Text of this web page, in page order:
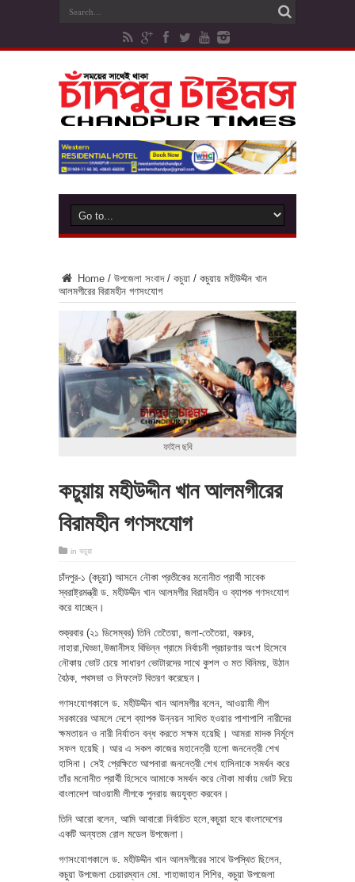
Home / উপজেলা সংবাদ / কচুয়া / কচুয়ায় মহীউদ্দীন খান
আলমগীরের বিরামহীন গণসংযোগ
ফাইল ছবি
কচুয়ায় মহীউদ্দীন খান আলমগীরের
বিরামহীন গণসংযোগ
in কচুয়া
চাঁদপুর-১ (কচুয়া) আসনে নৌকা প্রতীকের মনোনীত প্রার্থী সাবেক
স্বরাষ্ট্রমন্ত্রী ড. মহীউদ্দীন খান আলমগীর বিরামহীন ও ব্যাপক গণসংযোগ
করে যাচ্ছেন।
শুক্রবার (২১ ডিসেম্বর) তিনি তেতৈয়া, জলা-তেতৈয়া, বরুচর,
নাহারা,খিড্ডা,উজানীসহ বিভিন্ন গ্রামে নির্বাচনী প্রচারণার অংশ হিসেবে
নৌকায় ভোট চেয়ে সাধারণ ভোটারদের সাথে কুশল ও মত বিনিময়, উঠান
বৈঠক, পথসভা ও লিফলেট বিতরণ করেছেন।
গণসংযোগকালে ড. মহীউদ্দীন খান আলমগীর বলেন, আওয়ামী লীগ
সরকারের আমলে দেশে ব্যাপক উন্নয়ন সাধিত হওয়ার পাশাপাশি নারীদের
ক্ষমতায়ন ও নারী নির্যাতন বন্ধ করতে সক্ষম হয়েছি। আমরা মাদক নির্মূলে
সফল হয়েছি। আর এ সকল কাজের মহানেত্রী হলো জননেত্রী শেখ
হাসিনা। সেই প্রেক্ষিতে আপনারা জননেত্রী শেখ হাসিনাকে সমর্থন করে
তাঁর মনোনীত প্রার্থী হিসেবে আমাকে সমর্থন করে নৌকা মার্কায় ভোট দিয়ে
বাংলাদেশ আওয়ামী লীগকে পুনরায় জয়যুক্ত করবেন।
তিনি আরো বলেন, আমি আবারো নির্বাচিত হলে,কচুয়া হবে বাংলাদেশের
একটি অন্যতম রোল মডেল উপজেলা।
গণসংযোগকালে ড. মহীউদ্দীন খান আলমগীরের সাথে উপস্থিত ছিলেন,
কচুয়া উপজেলা চেয়ারম্যান মো. শাহাজাহান শিশির, কচুয়া উপজেলা